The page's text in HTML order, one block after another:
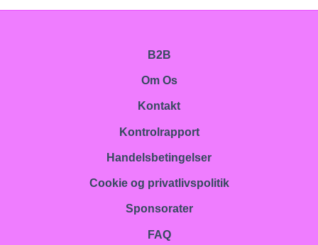
B2B
Om Os
Kontakt
Kontrolrapport
Handelsbetingelser
Cookie og privatlivspolitik
Sponsorater
FAQ